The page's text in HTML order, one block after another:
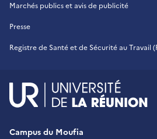
Marchés publics et avis de publicité
Presse
Registre de Santé et de Sécurité au Travail
Campus du Moufia